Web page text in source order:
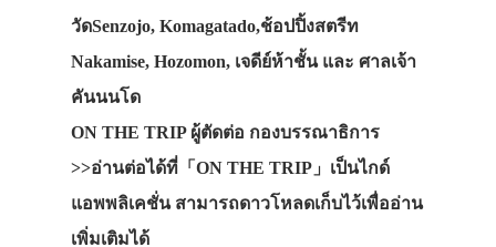
วัดSenzojo, Komagatado,ช้อปปิ้งสตรีท
Nakamise, Hozomon, เจดีย์ห้าชั้น และ ศาลเจ้า
คันนนโด
ON THE TRIP ผู้ตัดต่อ กองบรรณาธิการ
>>อ่านต่อได้ที่「ON THE TRIP」เป็นไกด์
แอพพลิเคชั่น สามารถดาวโหลดเก็บไว้เพื่ออ่าน
เพิ่มเติมได้